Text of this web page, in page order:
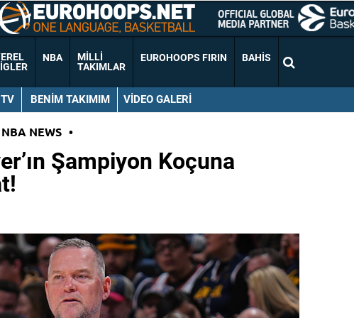
NBA
MILLI
TAKIMLAR
EUROHOOPS FIRIN BAHIS
TV BENIM TAKIMIM VIDEO GALERI
NBA NEWS •
Şampiyon Koçuna